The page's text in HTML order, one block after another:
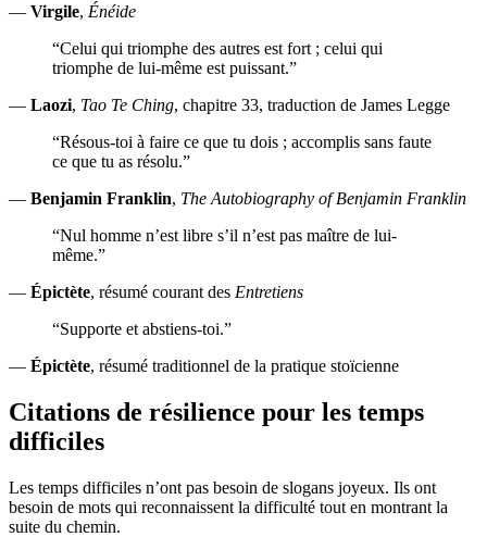
— Virgile, Énéide
“Celui qui triomphe des autres est fort ; celui qui
triomphe de lui-même est puissant.”
— Laozi, Tao Te Ching, chapitre 33, traduction de James Legge
“Résous-toi à faire ce que tu dois ; accomplis sans faute
ce que tu as résolu.”
— Benjamin Franklin, The Autobiography of Benjamin Franklin
“Nul homme n’est libre s’il n’est pas maître de lui-
même.”
— Épictète, résumé courant des Entretiens
“Supporte et abstiens-toi.”
— Épictète, résumé traditionnel de la pratique stoïcienne
Citations de résilience pour les temps
difficiles
Les temps difficiles n’ont pas besoin de slogans joyeux. Ils ont
besoin de mots qui reconnaissent la difficulté tout en montrant la
suite du chemin.